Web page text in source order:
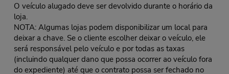
O veículo alugado deve ser devolvido durante o horário da
loja.
NOTA: Algumas lojas podem disponibilizar um local para
deixar a chave. Se o cliente escolher deixar o veículo, ele
será responsável pelo veículo e por todas as taxas
(incluindo qualquer dano que possa ocorrer ao veículo fora
do expediente) até que o contrato possa ser fechado no